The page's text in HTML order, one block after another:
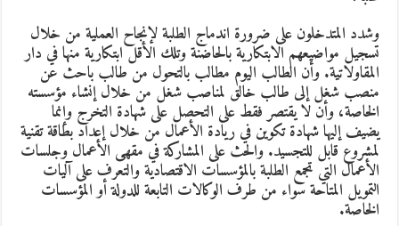
وشدد المتدخلون على ضرورة اندماج الطلبة لإنجاح العملية من خلال
تسجيل مواضيعهم الابتكارية بالحاضنة وتلك الأقل ابتكارية منها في دار
المقاولاتية. وأن الطالب اليوم مطالب بالتحول من طالب باحث عن
منصب شغل إلى طالب خالق لمناصب شغل من خلال إنشاء مؤسسته
الخاصة، وأن لا يقتصر فقط على التحصل على شهادة التخرج وإنما
يضيف إليها شهادة تكوين في ريادة الأعمال من خلال إعداد بطاقة تقنية
لمشروع قابل للتجسيد. والحث على المشاركة في مقهى الأعمال وجلسات
الأعمال التي تجمع الطلبة بالمؤسسات الاقتصادية والتعرف على آليات
التمويل المتاحة سواء من طرف الوكالات التابعة للدولة أو المؤسسات
الخاصة.